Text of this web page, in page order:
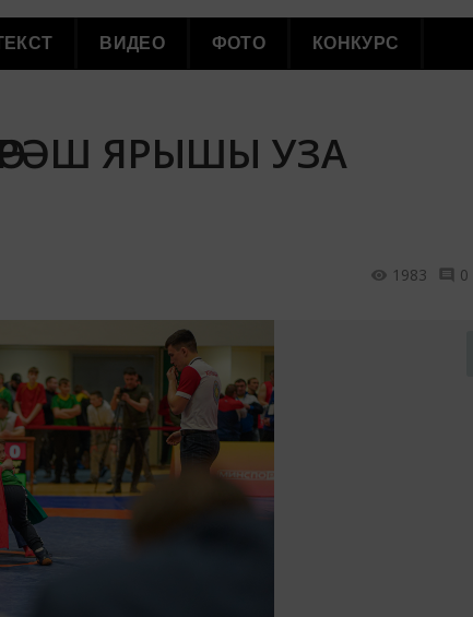
ВИДЕО ФОТО КОНКУРС
ЯРЫШЫ УЗА
1983 0